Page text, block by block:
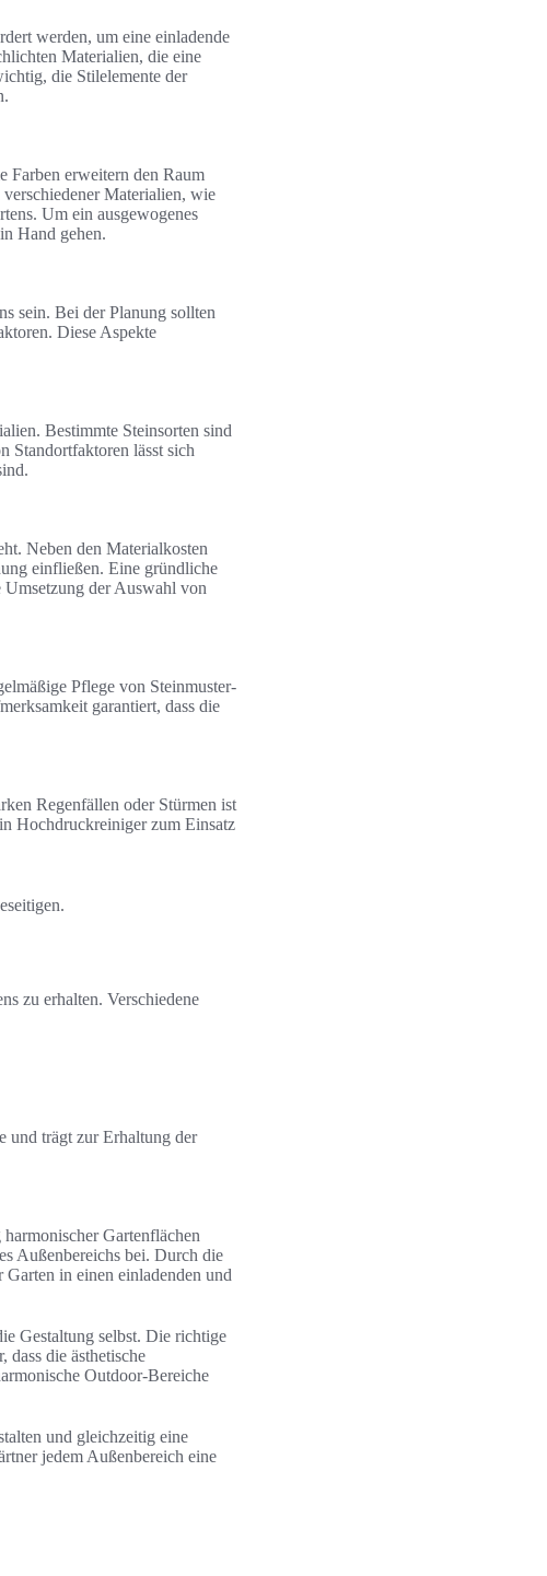
werden, um eine einladende
Materialien, die eine
die Stilelemente der
Farben erweitern den Raum
Materialien, wie
Um ein ausgewogenes
Hand gehen.
sein. Bei der Planung sollten
Diese Aspekte
Bestimmte Steinsorten sind
Standortfaktoren lässt sich
Neben den Materialkosten
einfließen. Eine gründliche
der Auswahl von
Pflege von Steinmuster-
garantiert, dass die
Regenfällen oder Stürmen ist
Hochdruckreiniger zum Einsatz
zu erhalten. Verschiedene
und trägt zur Erhaltung der
harmonischer Gartenflächen
Außenbereichs bei. Durch die
in einen einladenden und
Gestaltung selbst. Die richtige
dass die ästhetische
Outdoor-Bereiche
und gleichzeitig eine
jedem Außenbereich eine